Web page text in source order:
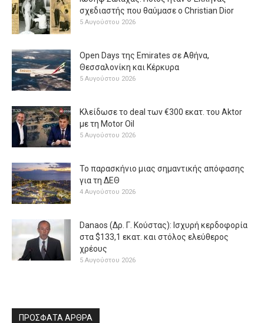
σχεδιαστής που θαύμασε ο Christian Dior
5 Αυγούστου 2026
Open Days της Emirates σε Αθήνα,
Θεσσαλονίκη και Κέρκυρα
5 Αυγούστου 2026
Κλείδωσε το deal των €300 εκατ. του Aktor
με τη Μotor Oil
5 Αυγούστου 2026
Το παρασκήνιο μιας σημαντικής απόφασης
για τη ΔΕΘ
4 Αυγούστου 2026
Danaos (Δρ. Γ. Κούστας): Ισχυρή κερδοφορία
στα $133,1 εκατ. και στόλος ελεύθερος
χρέους
5 Αυγούστου 2026
ΠΡΟΣΦΑΤΑ ΑΡΘΡΑ